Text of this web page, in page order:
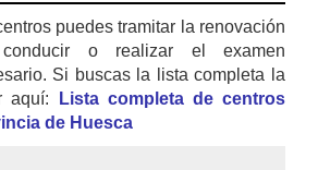
puedes tramitar la renovación
o realizar el examen
Si buscas la lista completa la
aquí:
Lista completa de centros
de Huesca